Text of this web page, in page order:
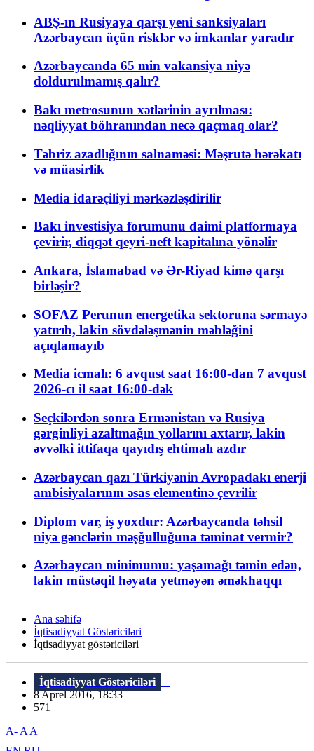
ABŞ-ın Rusiyaya qarşı yeni sanksiyaları
Azərbaycan üçün risklər və imkanlar yaradır
Azərbaycanda 65 min vakansiya niyə
doldurulmamış qalır?
Bakı metrosunun xətlərinin ayrılması:
nəqliyyat böhranından necə qaçmaq olar?
Təbriz azadlığının salnaməsi: Məşrutə hərəkatı
və müasirlik
Media idarəçiliyi mərkəzləşdirilir
Bakı investisiya forumunu daimi platformaya
çevirir, diqqət qeyri-neft kapitalına yönəlir
Ankara, İslamabad və Ər-Riyad kimə qarşı
birləşir?
SOFAZ Perunun energetika sektoruna sərmayə
yatırıb, lakin sövdələşmənin məbləğini
açıqlamayıb
Media icmalı: 6 avqust saat 16:00-dan 7 avqust
2026-cı il saat 16:00-dək
Seçkilərdən sonra Ermənistan və Rusiya
gərginliyi azaltmağın yollarını axtarır, lakin
əvvəlki ittifaqa qayıdış ehtimalı azdır
Azərbaycan qazı Türkiyənin Avropadakı enerji
ambisiyalarının əsas elementinə çevrilir
Diplom var, iş yoxdur: Azərbaycanda təhsil
niyə gənclərin məşğulluğuna təminat vermir?
Azərbaycan minimumu: yaşamağı təmin edən,
lakin müstəqil həyata yetməyən əməkhaqqı
Ana səhifə
İqtisadiyyat Göstəriciləri
İqtisadiyyat göstəriciləri
İqtisadiyyat Göstəriciləri
8 Aprel 2016, 18:33
571
A- A A+